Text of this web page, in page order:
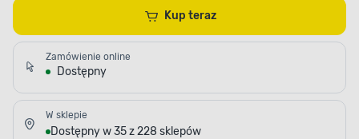
Kup teraz
Zamówienie online
Dostępny
W sklepie
Dostępny w 35 z 228 sklepów